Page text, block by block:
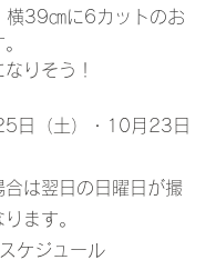
横39㎝に6カットのお
りそう！
日（土）・10月23日
は翌日の日曜日が撮
ます。
ケジュール